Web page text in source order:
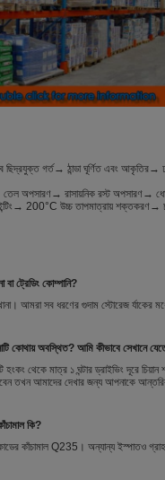
ছিদ্রযুক্ত গর্ত→ ঠান্ডা ঘূর্ণিত এবং আকৃতির→
অপসারণ→ রাসায়নিক রস্ট অপসারণ→
200°C উচ্চ তাপমাত্রায় শক্তকরণ→
ট্রেডিং কোম্পানি?
আমরা সব ধরণের গুদাম স্টোরেজ র্যাকের
কোথায় অবস্থিত? আমি কীভাবে সেখানে
হংকং থেকে মাত্র ১ ঘন্টার ড্রাইভিং দূরে
তখন আমাদের দেখার জন্য আপনাকে
কি?
কাঁচামাল Q235। অন্যান্য ইস্পাতও